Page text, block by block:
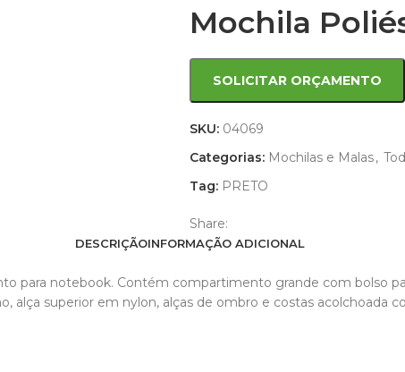
Mochila
SOLICITAR ORÇAMENTO
SKU: 04069
Categorias: Mochilas e Malas,
Tag: PRETO
Share:
DESCRIÇÃOINFORMAÇÃO ADICIONAL
para notebook. Contém compartimento grande com bolso
alça superior em nylon, alças de ombro e costas acolchoada